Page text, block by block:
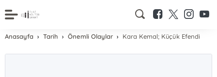
Anasayfa Tarih Önemli Olaylar Kara Kemal; Küçük Efendi